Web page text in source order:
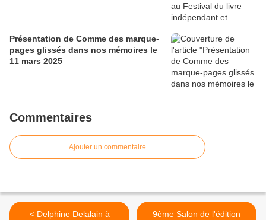
Présentation de Comme des marque-
pages glissés dans nos mémoires le
11 mars 2025
Commentaires
Ajouter un commentaire
< Delphine Delalain à
9ème Salon de l'édition